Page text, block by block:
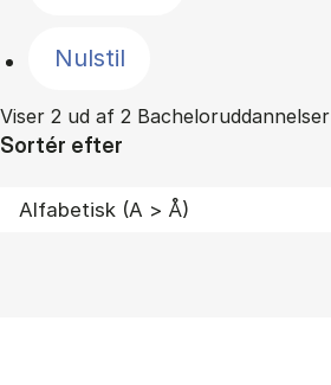
Nulstil
Viser 2 ud af 2 Bacheloruddannelser
Sortér efter